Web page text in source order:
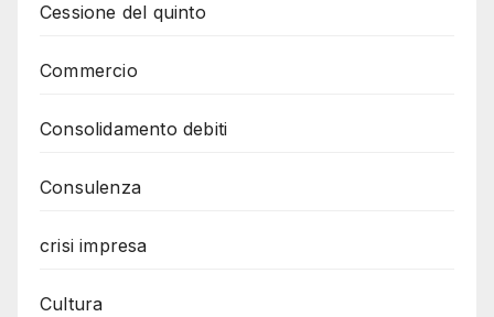
Cessione del quinto
Commercio
Consolidamento debiti
Consulenza
crisi impresa
Cultura